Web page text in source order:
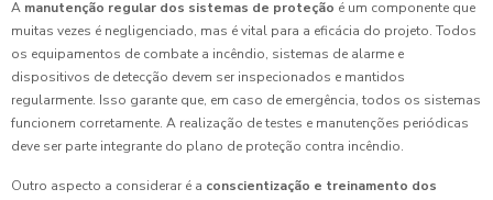
A manutenção regular dos sistemas de proteção é um componente que
muitas vezes é negligenciado, mas é vital para a eficácia do projeto. Todos
os equipamentos de combate a incêndio, sistemas de alarme e
dispositivos de detecção devem ser inspecionados e mantidos
regularmente. Isso garante que, em caso de emergência, todos os sistemas
funcionem corretamente. A realização de testes e manutenções periódicas
deve ser parte integrante do plano de proteção contra incêndio.
Outro aspecto a considerar é a conscientização e treinamento dos